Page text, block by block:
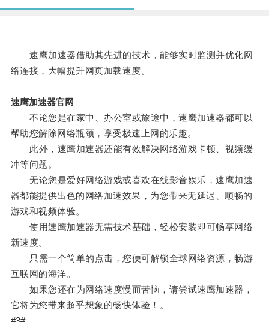
速鹰加速器借助其先进的技术，能够实时监测并优化网
络连接，大幅提升网页加载速度。
速鹰加速器官网
不论您是在家中、办公室或旅途中，速鹰加速器都可以
帮助您解除网络瓶颈，享受极速上网的乐趣。
此外，速鹰加速器还能有效解决网络游戏卡顿、视频缓
冲等问题。
无论您是爱好网络游戏或喜欢在线影音娱乐，速鹰加速
器都能提供出色的网络加速效果，为您带来无延迟、顺畅的
游戏和视频体验。
使用速鹰加速器无需技术基础，轻松安装即可畅享网络
新速度。
只需一个简单的点击，您便可解锁全球网络资源，畅游
互联网的海洋。
如果您还在为网络速度慢而苦恼，请尝试速鹰加速器，
它将为您带来超乎想象的畅快体验！。